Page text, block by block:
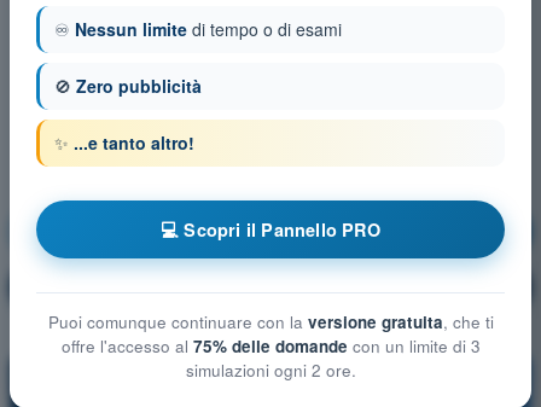
Circolazione e Fonia Allenamento!
🔒 Spiegazione domanda
♾️ Nessun limite di tempo o di esami
🚫 Zero pubblicità
✨ ...e tanto altro!
💻 Scopri il Pannello PRO
Puoi comunque continuare con la versione gratuita, che ti
offre l'accesso al 75% delle domande con un limite di 3
simulazioni ogni 2 ore.